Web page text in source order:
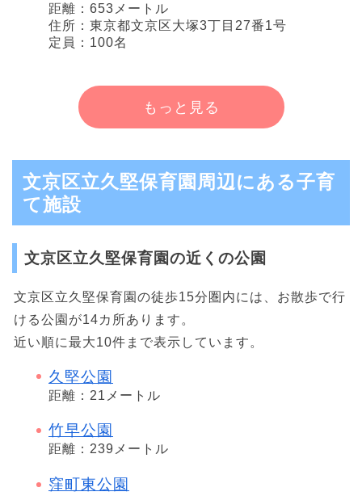
距離：653メートル
住所：東京都文京区大塚3丁目27番1号
定員：100名
もっと見る
文京区立久堅保育園周辺にある子育
て施設
文京区立久堅保育園の近くの公園
文京区立久堅保育園の徒歩15分圏内には、お散歩で行
ける公園が14カ所あります。
近い順に最大10件まで表示しています。
久堅公園
距離：21メートル
竹早公園
距離：239メートル
窪町東公園